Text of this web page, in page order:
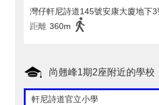
灣仔軒尼詩道145號安康大廈地下3
距離 360m
尚翹峰1期2座附近的學校
軒尼詩道官立小學